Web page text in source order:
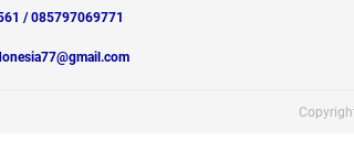
/ 085797069771